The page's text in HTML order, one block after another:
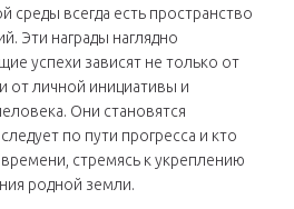
среды всегда есть пространство
Эти награды наглядно
успехи зависят не только от
от личной инициативы и
Они становятся
по пути прогресса и кто
стремясь к укреплению
родной земли.